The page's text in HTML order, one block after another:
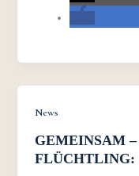
News
GEMEINSAM
FLÜCHTLING: